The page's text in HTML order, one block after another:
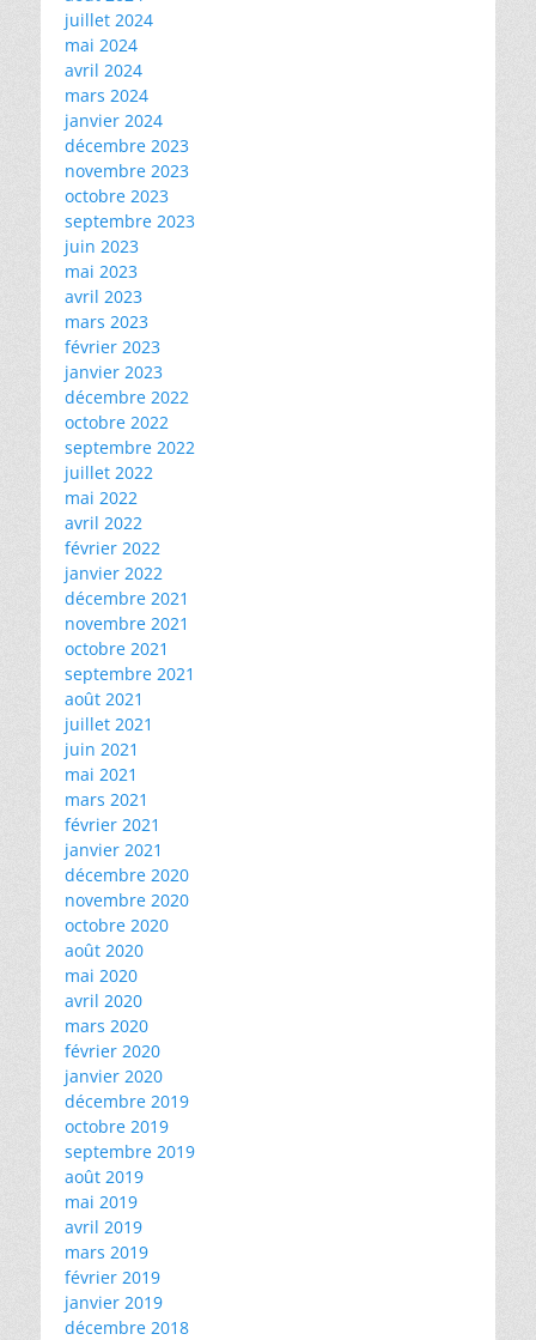
juillet 2024
mai 2024
avril 2024
mars 2024
janvier 2024
décembre 2023
novembre 2023
octobre 2023
septembre 2023
juin 2023
mai 2023
avril 2023
mars 2023
février 2023
janvier 2023
décembre 2022
octobre 2022
septembre 2022
juillet 2022
mai 2022
avril 2022
février 2022
janvier 2022
décembre 2021
novembre 2021
octobre 2021
septembre 2021
août 2021
juillet 2021
juin 2021
mai 2021
mars 2021
février 2021
janvier 2021
décembre 2020
novembre 2020
octobre 2020
août 2020
mai 2020
avril 2020
mars 2020
février 2020
janvier 2020
décembre 2019
octobre 2019
septembre 2019
août 2019
mai 2019
avril 2019
mars 2019
février 2019
janvier 2019
décembre 2018